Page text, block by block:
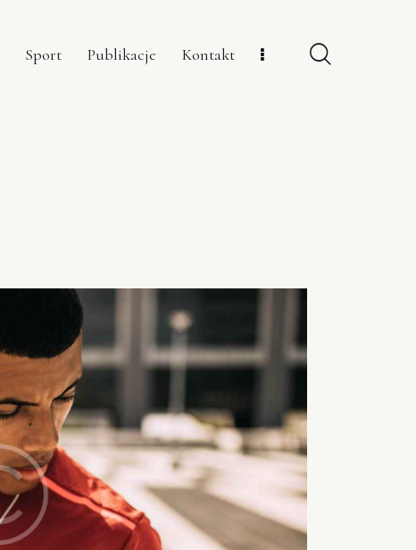
Sport Publikacje Kontakt